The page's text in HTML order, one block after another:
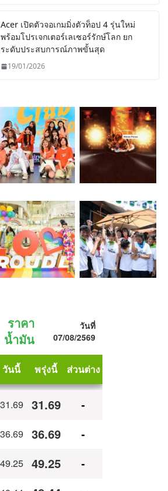
Acer เปิดตัวจอเกมมิ่งตัวท็อป 4 รุ่นใหม่
พร้อมโปรเจกเตอร์เลเซอร์รักษ์โลก ยก
ระดับประสบการณ์ภาพขั้นสุด
19/01/2026